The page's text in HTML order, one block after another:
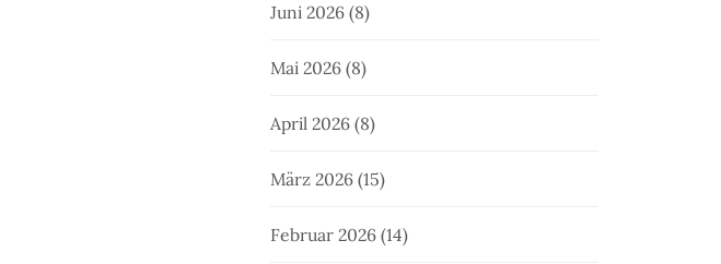
Juni 2026 (8)
Mai 2026 (8)
April 2026 (8)
März 2026 (15)
Februar 2026 (14)